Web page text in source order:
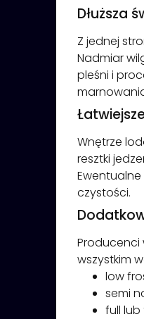
Dłuższa
Z jednej
Nadmiar
pleśni i
Wnętrze
resztki
czystości.
Producenci
wszystkim
low
semi
full